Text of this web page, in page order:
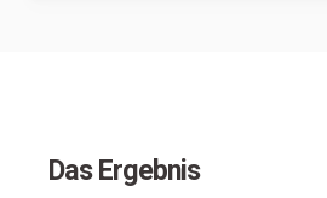
Das Ergebnis